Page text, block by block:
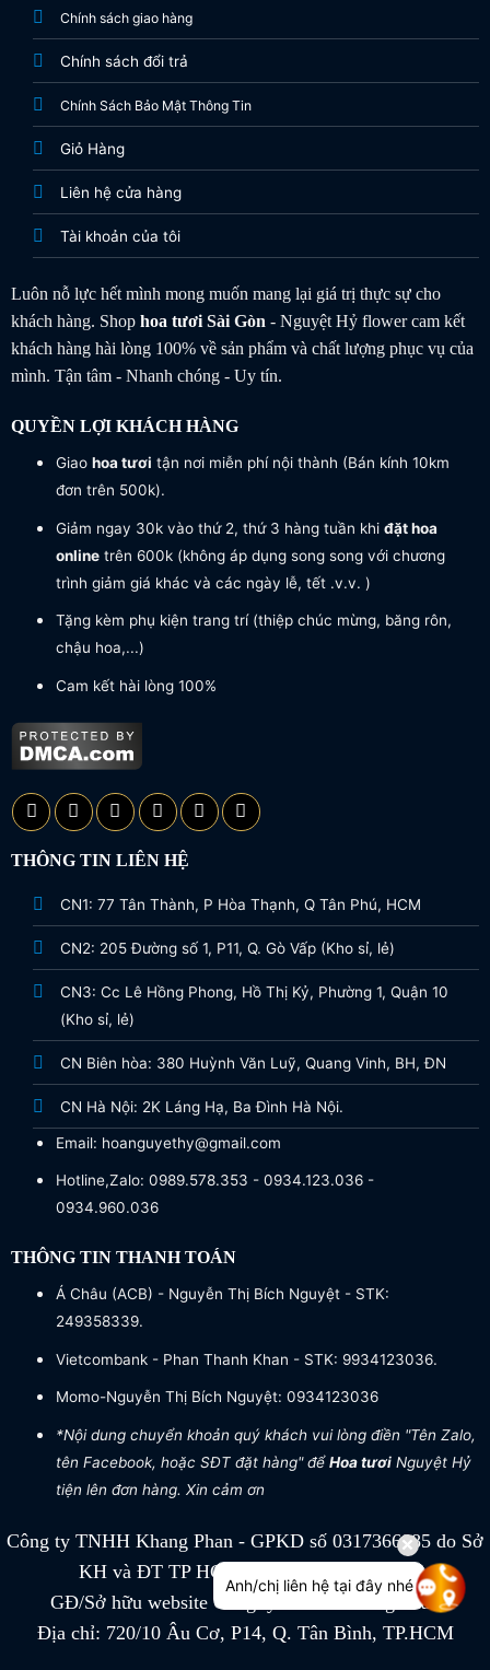
Chính sách giao hàng
Chính sách đổi trả
Chính Sách Bảo Mật Thông Tin
Giỏ Hàng
Liên hệ cửa hàng
Tài khoản của tôi
Luôn nỗ lực hết mình mong muốn mang lại giá trị thực sự cho
khách hàng. Shop hoa tươiSài Gòn- Nguyệt Hỷ flower cam kết
khách hàng hài lòng 100% về sản phẩm và chất lượng phục vụ của
mình. Tận tâm - Nhanh chóng - Uy tín.
QUYỀN LỢI KHÁCH HÀNG
Giao hoa tươi tận nơi miễn phí nội thành (Bán kính 10km
đơn trên 500k).
Giảm ngay 30k vào thứ 2, thứ 3 hàng tuần khi đặt hoa
onlinetrên 600k (không áp dụng song song với chương
trình giảm giá khác và các ngày lễ, tết .v.v. )
Tặng kèm phụ kiện trang trí (thiệp chúc mừng, băng rôn,
chậu hoa,...)
Cam kết hài lòng 100%
THÔNG TIN LIÊN HỆ
CN1: 77 Tân Thành, P Hòa Thạnh, Q Tân Phú, HCM
CN2: 205 Đường số 1, P11, Q. Gò Vấp (Kho sỉ, lẻ)
CN3: Cc Lê Hồng Phong, Hồ Thị Kỷ, Phường 1, Quận 10
(Kho sỉ, lẻ)
CN Biên hòa: 380 Huỳnh Văn Luỹ, Quang Vinh, BH, ĐN
CN Hà Nội: 2K Láng Hạ, Ba Đình Hà Nội.
Email: hoanguyethy@gmail.com
Hotline,Zalo: 0989.578.353 - 0934.123.036 -
0934.960.036
THÔNG TIN THANH TOÁN
Á Châu (ACB) - Nguyễn Thị Bích Nguyệt - STK:
249358339.
Vietcombank - Phan Thanh Khan - STK: 9934123036.
Momo-Nguyễn Thị Bích Nguyệt: 0934123036
*Nội dung chuyển khoản quý khách vui lòng điền "Tên Zalo,
tên Facebook, hoặc SĐT đặt hàng" đểHoa tươiNguyệt Hỷ
tiện lên đơn hàng. Xin cảm ơn
Công ty TNHH Khang Phan - GPKD số 0317366885 do Sở
KH và ĐT TP HCM cấp ngày 04/07/2022
GĐ/Sở hữu website Công ty TNHH Khang Phan
Địa chỉ: 720/10 Âu Cơ, P14, Q. Tân Bình, TP.HCM
Anh/chị liên hệ tại đây nhé